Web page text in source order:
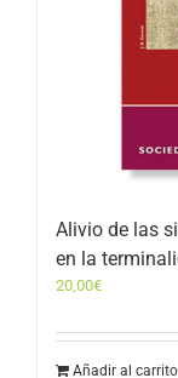
Alivio de las
en la
20,00€
Añadir al carrito